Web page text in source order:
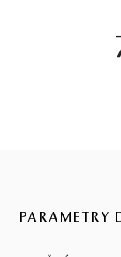
PARAMETRY